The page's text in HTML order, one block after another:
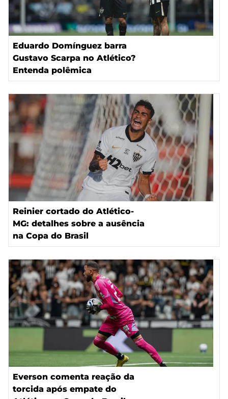
Eduardo Domínguez barra
Gustavo Scarpa no Atlético?
Entenda polêmica
Reinier cortado do Atlético-
MG: detalhes sobre a ausência
na Copa do Brasil
Everson comenta reação da
torcida após empate do